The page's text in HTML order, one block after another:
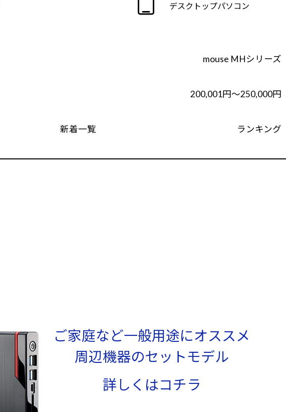
デスクトップパソコン
mouse MHシリーズ
200,001円～250,000円
新着一覧 ランキング
ご家庭など一般用途にオススメ
周辺機器のセットモデル
詳しくはコチラ